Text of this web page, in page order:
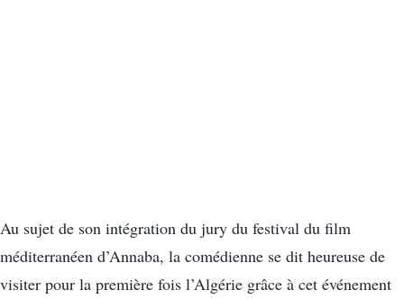
Au sujet de son intégration du jury du festival du film
méditerranéen d’Annaba, la comédienne se dit heureuse de
visiter pour la première fois l’Algérie grâce à cet événement